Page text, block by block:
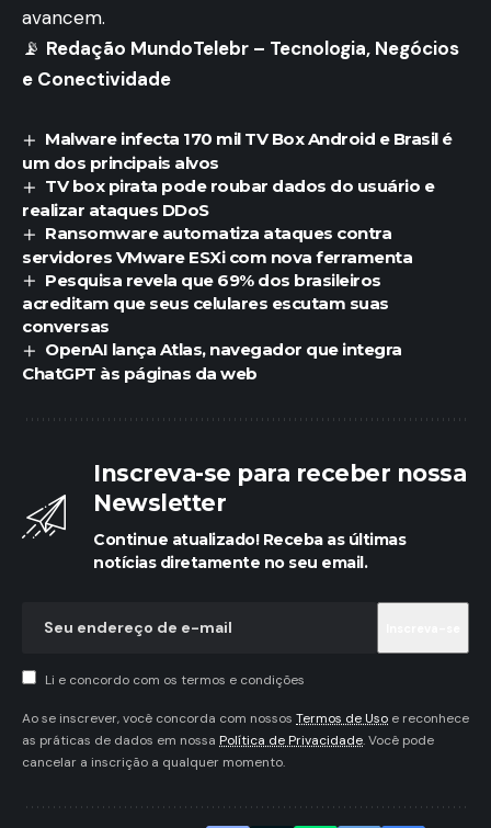
avancem.
📡 Redação MundoTelebr – Tecnologia, Negócios
e Conectividade
Malware infecta 170 mil TV Box Android e Brasil é
um dos principais alvos
TV box pirata pode roubar dados do usuário e
realizar ataques DDoS
Ransomware automatiza ataques contra
servidores VMware ESXi com nova ferramenta
Pesquisa revela que 69% dos brasileiros
acreditam que seus celulares escutam suas
conversas
OpenAI lança Atlas, navegador que integra
ChatGPT às páginas da web
Inscreva-se para receber nossa
Newsletter
Continue atualizado! Receba as últimas
notícias diretamente no seu email.
Li e concordo com os termos e condições
Ao se inscrever, você concorda com nossos Termos de Uso e reconhece
as práticas de dados em nossa Política de Privacidade. Você pode
cancelar a inscrição a qualquer momento.